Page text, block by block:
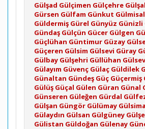
Gülşad Gülçimen Gülçehre
Gürsen Gülfam Günkut Gülmisal
Güldermiş Gürel Günyüz Günizli
Gündaş Gülçün Gücer Gülgen
Güçlühan Güntimur Güzay
Güçeren Gülsim Gülsevi Güray
Gülbay Gülşehri Güllühan
Gülayım Güvenç Gülaç Güldilek
Günaltan Gündeş Güç Güçermiş
Gülüş Güçal Gülen Güran Günal
Günseren Güleğen Gürdal
Gülşan Güngör Gülümay Gülsima
Gülaydın Gülsan Gülgüney
Gülistan Güldoğan Gülenay